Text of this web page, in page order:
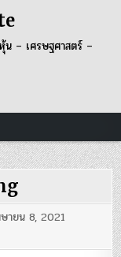
– เศรษฐศาสตร์ –
ษายน 8, 2021